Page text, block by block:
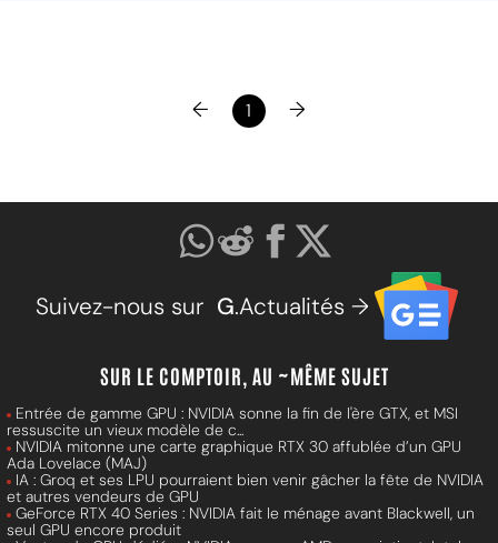
← 1 →
Suivez-nous sur G.Actualités →
SUR LE COMPTOIR, AU ~MÊME SUJET
Entrée de gamme GPU : NVIDIA sonne la fin de l'ère GTX, et MSI
ressuscite un vieux modèle de c...
NVIDIA mitonne une carte graphique RTX 30 affublée d’un GPU
Ada Lovelace (MAJ)
IA : Groq et ses LPU pourraient bien venir gâcher la fête de NVIDIA
et autres vendeurs de GPU
GeForce RTX 40 Series : NVIDIA fait le ménage avant Blackwell, un
seul GPU encore produit